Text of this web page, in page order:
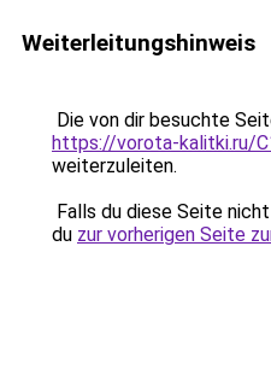
Weiterleitungshinweis
Die von dir besuchte
https://vorota-kalitki.ru/
weiterzuleiten.
Falls du diese Seite
du zur vorherigen Seite